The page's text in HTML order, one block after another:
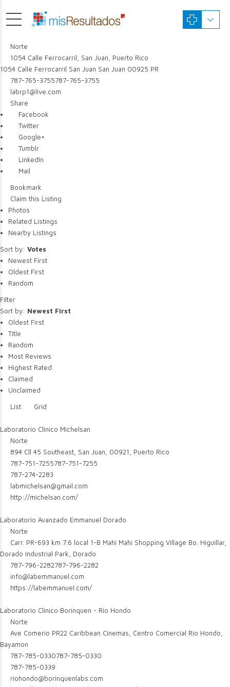
Norte
1054 Calle Ferrocarril, San Juan, Puerto Rico
1054 Calle Ferrocarril San Juan San Juan 00925 PR
787-765-3755787-765-3755
labrp1@live.com
Share
Facebook
Twitter
Google+
Tumblr
LinkedIn
Mail
Bookmark
Claim this Listing
Photos
Related Listings
Nearby Listings
Sort by: Votes
Newest First
Oldest First
Random
Filter
Sort by: Newest First
Oldest First
Title
Random
Most Reviews
Highest Rated
Claimed
Unclaimed
List
Grid
Laboratorio Clinico Michelsan
Norte
894 Cll 45 Southeast, San Juan, 00921, Puerto Rico
787-751-7255787-751-7255
787-274-2283
labmichelsan@gmail.com
http://michelsan.com/
Laboratorio Avanzado Emmanuel Dorado
Norte
Carr. PR-693 km 7.6 local 1-B Mahi Mahi Shopping Village Bo. Higuillar,
Dorado Industrial Park, Dorado
787-796-2282787-796-2282
info@labemmanuel.com
https://labemmanuel.com/
Laboratorio Clinico Borinquen - Rio Hondo
Norte
Ave Comerio PR22 Caribbean Cinemas, Centro Comercial Rio Hondo,
Bayamon
787-785-0330787-785-0330
787-785-0339
riohondo@borinquenlabs.com